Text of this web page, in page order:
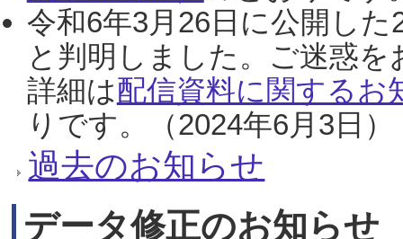
令和6年3月26日に公開し
と判明しました。ご迷惑
詳細は配信資料に関するお
りです。（2024年6月3日）
過去のお知らせ
データ修正のお知らせ